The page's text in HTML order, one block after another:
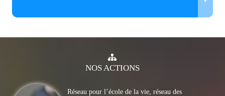
NOSACTIONS
Réseau pour l’école de la vie, réseau des